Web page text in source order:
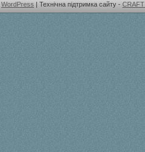
WordPress | Технічна підтримка сайту -